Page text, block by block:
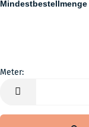
Mindestbestellmenge
Meter: